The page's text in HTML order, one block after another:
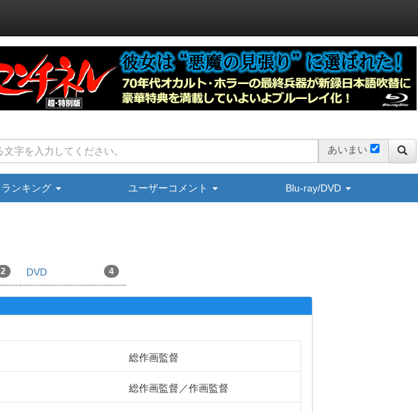
あいまい
ランキング ユーザーコメント Blu-ray/DVD
2 DVD 4
総作画監督
総作画監督 作画監督